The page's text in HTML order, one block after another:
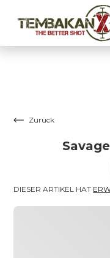
Zurück
DIESER ARTIKEL HAT